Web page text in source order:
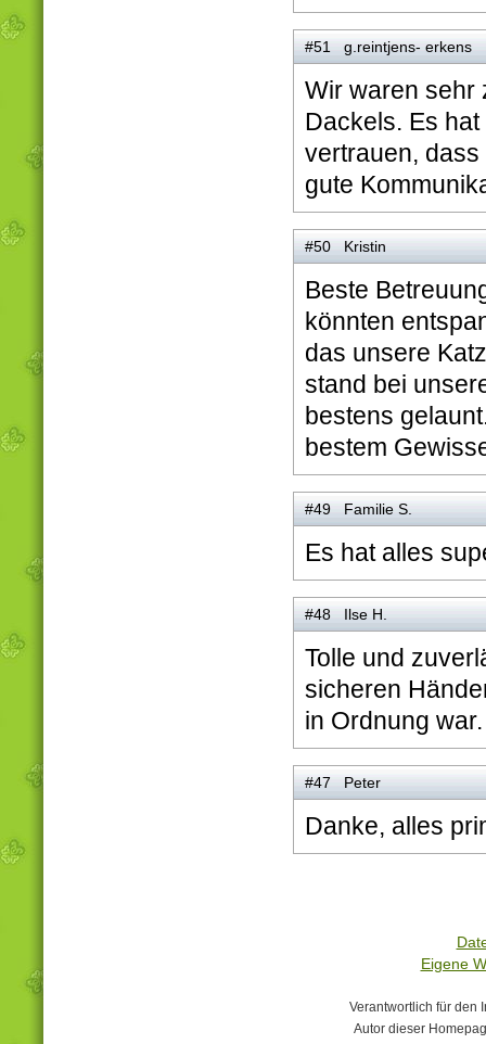
#51 g.reintjens- erkens
Wir waren sehr
Dackels. Es
vertrauen,
gute
#50 Kristin
Beste
könnten
das unsere
stand bei
bestens
bestem
#49 Familie S.
Es hat alles
#48 Ilse H.
Tolle und
sicheren
in Ordnung
#47 Peter
Danke, alles
Eigene
Verantwortlich für den
Autor dieser